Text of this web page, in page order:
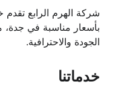
شركة الهرم الرابع
بأسعار مناسبة في جدة،
الجودة والاحترافية.
خدماتنا